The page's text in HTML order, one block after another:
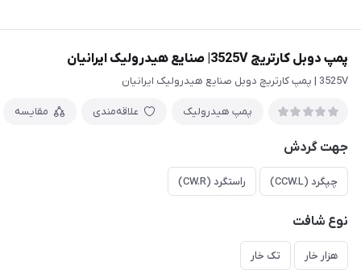
پمپ دوبل کارتریج 3525V| صنایع هیدرولیک ایرانیان
3525V | پمپ کارتریچ دوبل صنایع هیدرولیک ایرانیان
پمپ هیدرولیک علاقه‌مندی مقایسه
جهت گردش
چپگرد (CCW.L) راستگرد (CW.R)
نوع شافت
هزار خار تک خار